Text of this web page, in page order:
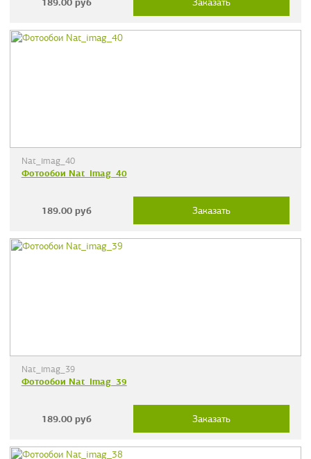
Nat_imag_40
Фотообои Nat_imag_40
189.00 руб Заказать
Nat_imag_39
Фотообои Nat_imag_39
189.00 руб Заказать